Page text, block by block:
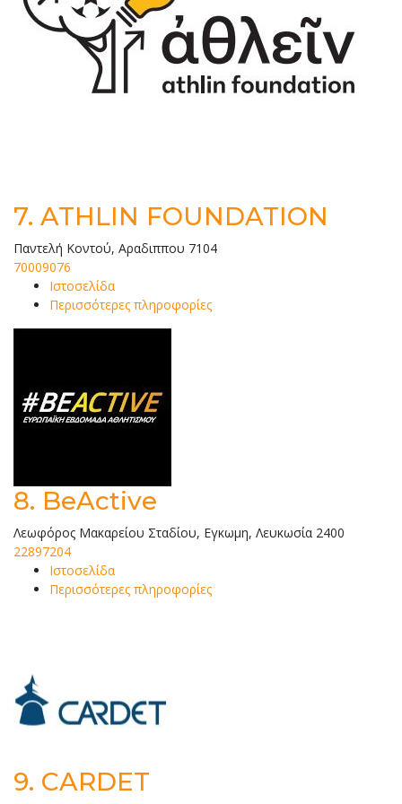
7. ATHLIN FOUNDATION
Παντελή Κοντού, Αραδιππου 7104
70009076
Ιστοσελίδα
Περισσότερες πληροφορίες
8. BeActive
Λεωφόρος Μακαρείου Σταδίου, Εγκωμη, Λευκωσία 2400
22897204
Ιστοσελίδα
Περισσότερες πληροφορίες
9. CARDET